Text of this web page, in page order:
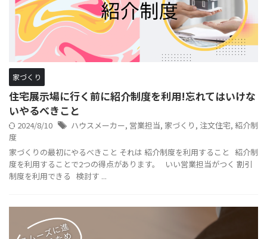
家づくり
住宅展示場に行く前に紹介制度を利用!忘れてはいけな
いやるべきこと
2024/8/10 ハウスメーカー, 営業担当, 家づくり , 注文住宅, 紹介制
度
家づくりの最初にやるべきこと それは 紹介制度を利用すること 紹介制
度を利用することで2つの得点があります。 いい営業担当がつく 割引
制度を利用できる 検討す ...